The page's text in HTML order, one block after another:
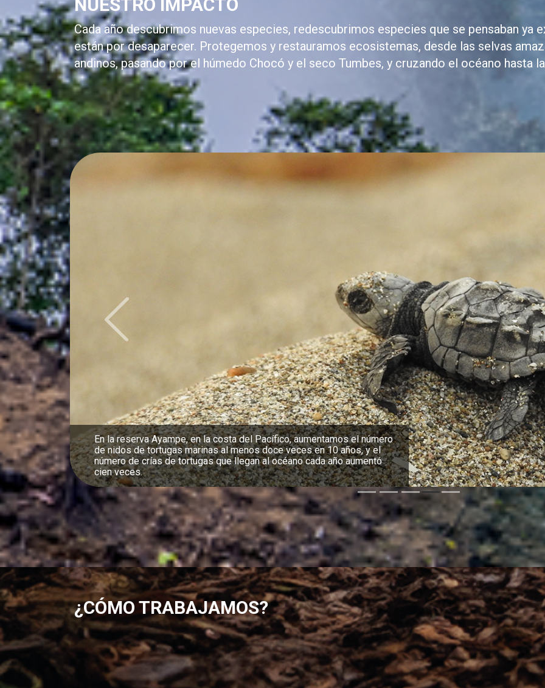
NUESTRO IMPACTO
Cada año descubrimos nuevas especies, redescubrimos especies que se pensaban ya
están por desaparecer. Protegemos y restauramos ecosistemas, desde las selvas
andinos, pasando por el húmedo Chocó y el seco Tumbes, y cruzando el océano hasta
Nuestra reserva Canandé, en el Chocó, alberga la única población
saludable de jaguares en el oeste de Ecuador
Previous
¿CÓMO TRABAJAMOS?